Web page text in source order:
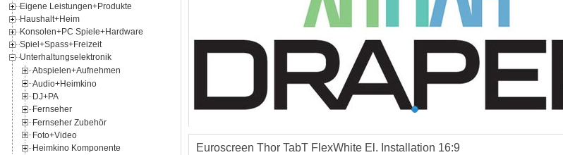
Eigene Leistungen+Produkte
Haushalt+Heim
Konsolen+PC Spiele+Hardware
Spiel+Spass+Freizeit
Unterhaltungselektronik
Abspielen+Aufnehmen
Audio+Heimkino
DJ+PA
Fernseher
Fernseher Zubehör
Foto+Video
Heimkino Komponente
Euroscreen Thor TabT FlexWhite El. Installation 16:9